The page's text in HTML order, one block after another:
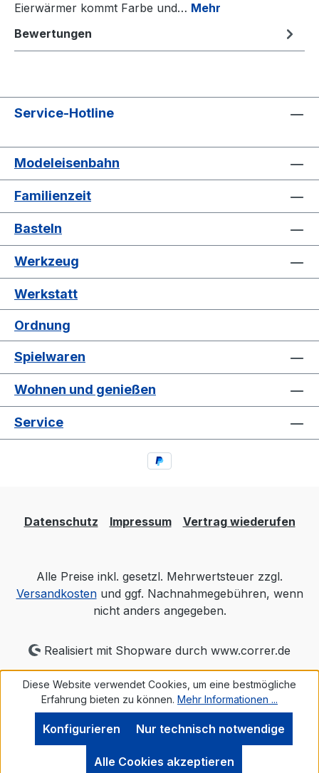
Eierwärmer kommt Farbe und… Mehr
Bewertungen
Service-Hotline
Modeleisenbahn
Familienzeit
Basteln
Werkzeug
Werkstatt
Ordnung
Spielwaren
Wohnen und genießen
Service
Datenschutz Impressum Vertrag wiederufen
Alle Preise inkl. gesetzl. Mehrwertsteuer zzgl.
Versandkostenund ggf. Nachnahmegebühren, wenn
nicht anders angegeben.
Realisiert mit Shopware durch www.correr.de
Diese Website verwendet Cookies, um eine bestmögliche
Erfahrung bieten zu können. Mehr Informationen ...
Nur technisch notwendige
Konfigurieren
Alle Cookies akzeptieren